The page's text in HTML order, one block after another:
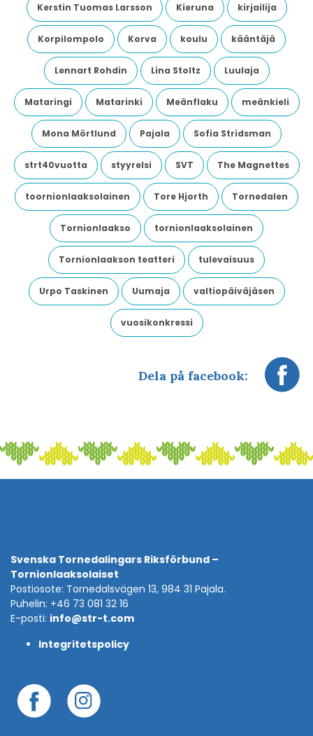
Kerstin Tuomas Larsson Kieruna kirjailija
Korpilompolo Korva koulu kääntäjä
Lennart Rohdin Lina Stoltz Luulaja
Mataringi Matarinki Meänflaku meänkieli
Mona Mörtlund Pajala Sofia Stridsman
strt40vuotta styyrelsi SVT The Magnettes
toornionlaaksolainen Tore Hjorth Tornedalen
Tornionlaakso tornionlaaksolainen
Tornionlaakson teatteri tulevaisuus
Urpo Taskinen Uumaja valtiopäiväjäsen
vuosikonkressi
Dela på facebook:
Svenska Tornedalingars Riksförbund –
Tornionlaaksolaiset
Postiosote: Tornedalsvägen 13, 984 31 Pajala.
Puhelin: +46 73 081 32 16
E-posti: info@str-t.com
Integritetspolicy